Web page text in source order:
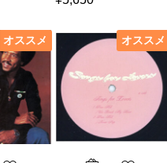
オススメ オススメ